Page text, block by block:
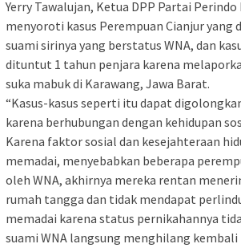
Yerry Tawalujan, Ketua DPP Partai Perindo
menyoroti kasus Perempuan Cianjur yang
suami sirinya yang berstatus WNA, dan
dituntut 1 tahun penjara karena
suka mabuk di Karawang, Jawa Barat.
“Kasus-kasus seperti itu dapat
karena berhubungan dengan kehidupan
Karena faktor sosial dan kesejahteraan
memadai, menyebabkan beberapa
oleh WNA, akhirnya mereka rentan
rumah tangga dan tidak mendapat
memadai karena status pernikahannya
suami WNA langsung menghilang kembali